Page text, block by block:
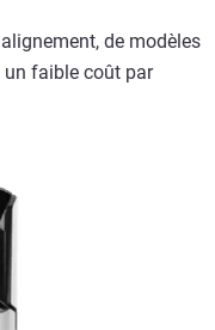
de modèles
un faible coût par